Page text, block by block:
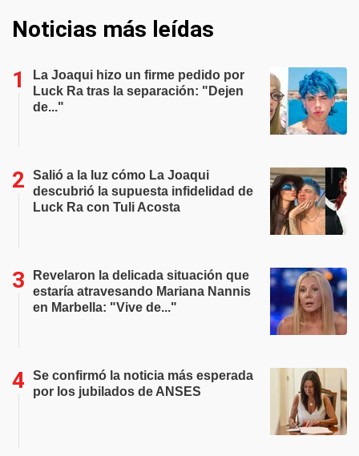
Noticias más leídas
La Joaqui hizo un firme pedido por
Luck Ra tras la separación: "Dejen
de..."
Salió a la luz cómo La Joaqui
descubrió la supuesta infidelidad de
Luck Ra con Tuli Acosta
Revelaron la delicada situación que
estaría atravesando Mariana Nannis
en Marbella: "Vive de..."
Se confirmó la noticia más esperada
por los jubilados de ANSES